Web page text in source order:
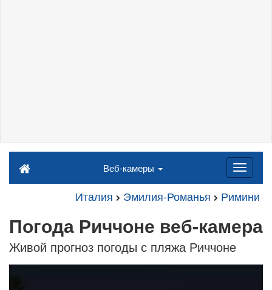
Веб-камеры
Италия Эмилия-Романья Римини
Погода Риччоне веб-камера
Живой прогноз погоды с пляжа Риччоне